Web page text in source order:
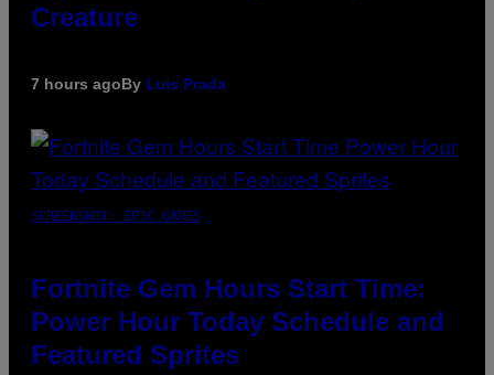
Creature
7 hours agoBy Luis Prada
SCREENSHOT: EPIC GAMES
Fortnite Gem Hours Start Time:
Power Hour Today Schedule and
Featured Sprites